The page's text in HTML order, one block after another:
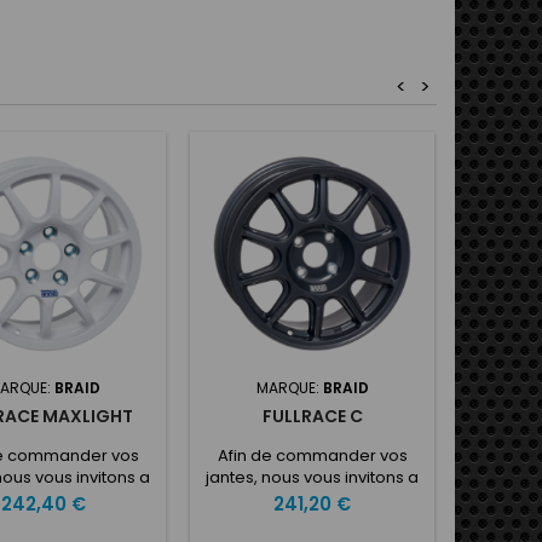
>
<
BRAID
MAXLIGHT
commander vos
vous invitons a
dans la case
vos
Prix
242,40 €
MARQUE: BRAID
FULLRACE C
Afin de commander vos
jantes, nous vous invitons a
indiquer dans la case
PERSONNALISATION vos
Prix
241,20 €
JANTES
Afin
jantes,